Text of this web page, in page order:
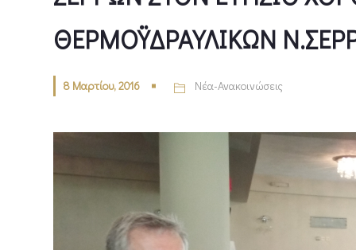
ΘΕΡΜΟΫΔΡΑΥΛΙΚΩΝ
8 Μαρτίου, 2016 Νέα-Ανακοινώσεις